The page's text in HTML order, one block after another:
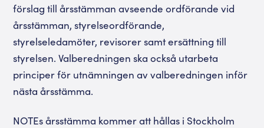
förslag till årsstämman avseende ordförande vid
årsstämman, styrelseordförande,
styrelseledamöter, revisorer samt ersättning till
styrelsen. Valberedningen ska också utarbeta
principer för utnämningen av valberedningen inför
nästa årsstämma.
NOTEs årsstämma kommer att hållas i Stockholm